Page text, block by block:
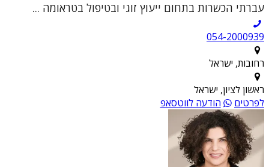
עברתי הכשרות בתחום ייעוץ זוגי ובטיפול בטראומה ...
054-2000939
רחובות, ישראל
ראשון לציון, ישראל
לפרטים
הודעה לווטסאפ